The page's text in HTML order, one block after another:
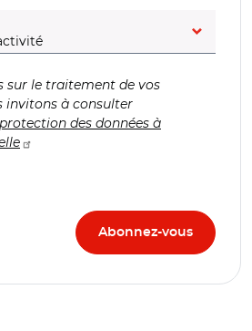
sur le traitement de vos
invitons à consulter
des données à